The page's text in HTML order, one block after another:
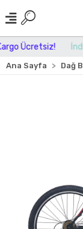
Ücretsiz!
Ana Sayfa Dağ